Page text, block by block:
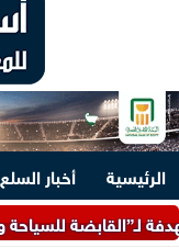
الرئيسية أخبار السلع